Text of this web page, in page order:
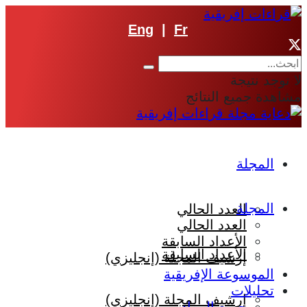
Eng Fr
لا توجد نتيجة
مشاهدة جميع النتائج
المجلة
العدد الحالي
الأعداد السابقة
إرشيف المجلة (إنجليزي)
المجلة
العدد الحالي
الأعداد السابقة
إرشيف المجلة (إنجليزي)
الموسوعة الإفريقية
تحليلات